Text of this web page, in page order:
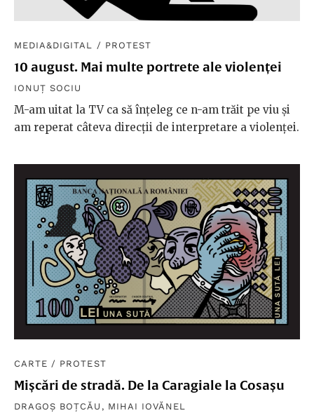
MEDIA&DIGITAL / PROTEST
10 august. Mai multe portrete ale violenței
IONUȚ SOCIU
M-am uitat la TV ca să înțeleg ce n-am trăit pe viu și
am reperat câteva direcții de interpretare a violenței.
CARTE / PROTEST
Mișcări de stradă. De la Caragiale la Cosașu
DRAGOȘ BOȚCĂU , MIHAI IOVĂNEL